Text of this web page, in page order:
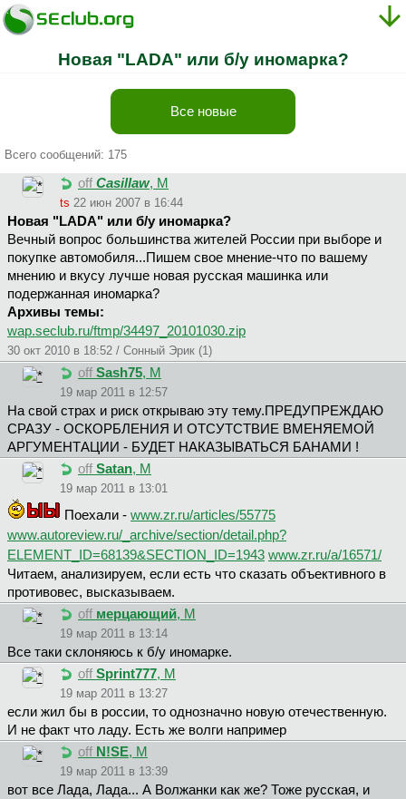
Новая "LADA" или б/у иномарка?
Все новые
Всего сообщений: 175
off Casillaw, М
ts 22 июн 2007 в 16:44
Новая "LADA" или б/у иномарка?
Вечный вопрос большинства жителей России при выборе и
покупке автомобиля...Пишем свое мнение-что по вашему
мнению и вкусу лучше новая русская машинка или
подержанная иномарка?
Архивы темы:
wap.seclub.ru/ftmp/34497_20101030.zip
30 окт 2010 в 18:52 / Сонный Эрик (1)
off Sash75, М
19 мар 2011 в 12:57
На свой страх и риск открываю эту тему.ПРЕДУПРЕЖДАЮ
СРАЗУ - ОСКОРБЛЕНИЯ И ОТСУТСТВИЕ ВМЕНЯЕМОЙ
АРГУМЕНТАЦИИ - БУДЕТ НАКАЗЫВАТЬСЯ БАНАМИ !
off Satan, М
19 мар 2011 в 13:01
Поехали - www.zr.ru/articles/55775
www.autoreview.ru/_archive/section/detail.php?
ELEMENT_ID=68139&SECTION_ID=1943 www.zr.ru/a/16571/
Читаем, анализируем, если есть что сказать объективного в
противовес, высказываем.
off мерцающий, М
19 мар 2011 в 13:14
Все таки склоняюсь к б/у иномарке.
off Sprint777, М
19 мар 2011 в 13:27
если жил бы в россии, то однозначно новую отечественную.
И не факт что ладу. Есть же волги например
off N!SE, М
19 мар 2011 в 13:39
вот все Лада, Лада... А Волжанки как же? Тоже русская, и